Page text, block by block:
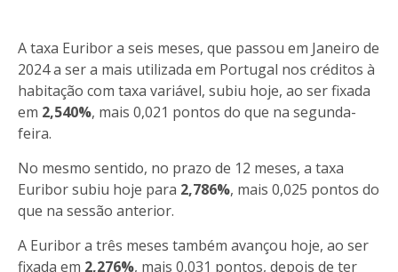
A taxa Euribor a seis meses, que passou em Janeiro de
2024 a ser a mais utilizada em Portugal nos créditos à
habitação com taxa variável, subiu hoje, ao ser fixada
em 2,540%, mais 0,021 pontos do que na segunda-
feira.
No mesmo sentido, no prazo de 12 meses, a taxa
Euribor subiu hoje para 2,786%, mais 0,025 pontos do
que na sessão anterior.
A Euribor a três meses também avançou hoje, ao ser
fixada em 2,276%, mais 0,031 pontos, depois de ter